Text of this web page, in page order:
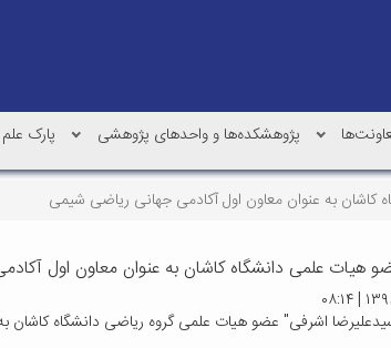
پژوهشکده‌ها و واحدهای پژوهشی پارک
کاشان به عنوان معاون اول آکادمی جهانی ریاضی شیمی
هیات علمی دانشگاه کاشان به عنوان معاون اول
اشرفی" عضو هیات علمی گروه ریاضی دانشگاه